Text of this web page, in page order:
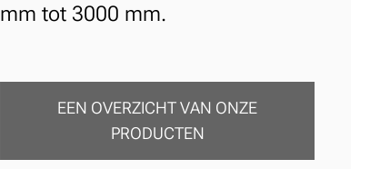
mm tot 3000 mm.
EEN OVERZICHT VAN ONZE
PRODUCTEN